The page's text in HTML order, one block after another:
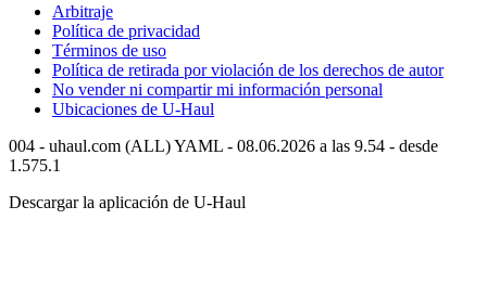
Arbitraje
Política de privacidad
Términos de uso
Política de retirada por violación de los derechos de autor
No vender ni compartir mi información personal
Ubicaciones de U-Haul
004 - uhaul.com (ALL) YAML - 08.06.2026 a las 9.54 - desde
1.575.1
Descargar la aplicación de U-Haul